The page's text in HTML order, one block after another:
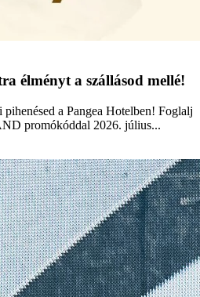
élményt a szállásod mellé!
a Pangea Hotelben! Foglalj
promókóddal 2026. július...